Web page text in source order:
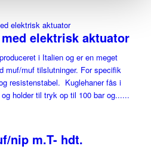
elektrisk aktuator
i Italien og er en meget
muf/muf tilslutninger. For specifik
resistenstabel. Kuglehaner fås i
holder til tryk op til 100 bar og......
nip m.T- hdt.